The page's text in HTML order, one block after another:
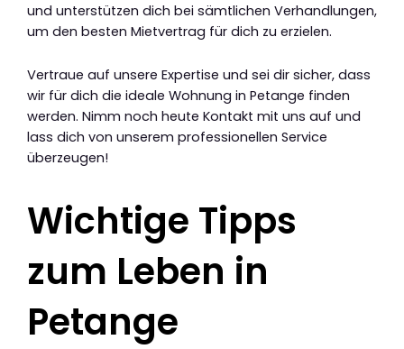
und unterstützen dich bei sämtlichen Verhandlungen,
um den besten Mietvertrag für dich zu erzielen.
Vertraue auf unsere Expertise und sei dir sicher, dass
wir für dich die ideale Wohnung in Petange finden
werden. Nimm noch heute Kontakt mit uns auf und
lass dich von unserem professionellen Service
überzeugen!
Wichtige Tipps
zum Leben in
Petange